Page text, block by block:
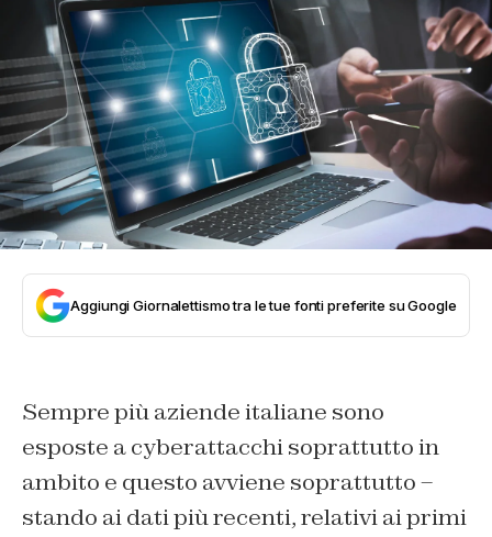
Aggiungi Giornalettismo tra le tue fonti preferite su Google
Sempre più aziende italiane sono
esposte a cyberattacchi soprattutto in
ambito e questo avviene soprattutto –
stando ai dati più recenti, relativi ai primi